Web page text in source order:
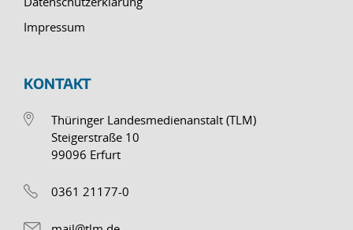
Impressum
KONTAKT
Thüringer Landesmedienanstalt (TLM)
Steigerstraße 10
99096 Erfurt
0361 21177-0